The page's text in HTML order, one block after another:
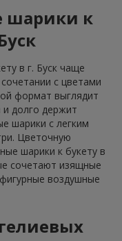
шарики к
в г. Буск чаще
с цветами
формат выглядит
и долго держит
шарики с легким
Цветочную
шарики к букету в
сочетают изящные
воздушные